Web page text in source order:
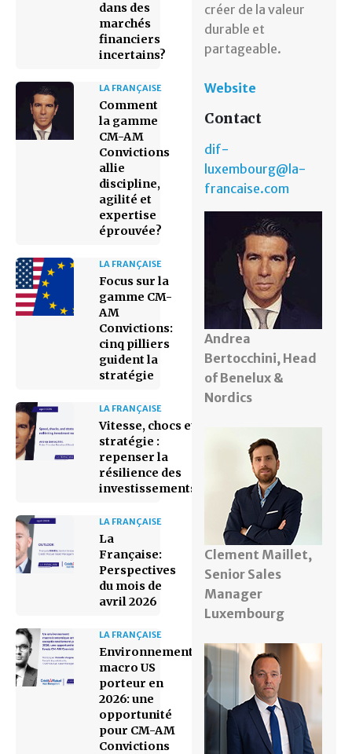
dans des
marchés
financiers
incertains?
LA FRANÇAISE
Comment
la gamme
CM-AM
Convictions
allie
discipline,
agilité et
expertise
éprouvée?
LA FRANÇAISE
Focus sur la
gamme CM-
AM
Convictions:
cinq pilliers
guident la
stratégie
LA FRANÇAISE
Vitesse, chocs et
stratégie :
repenser la
résilience des
investissements
LA FRANÇAISE
La
Française:
Perspectives
du mois de
avril 2026
LA FRANÇAISE
Environnement
macro US
porteur en
2026: une
opportunité
pour CM-AM
Convictions
créer de la valeur
durable et
partageable.
Website
Contact
dif-
luxembourg@la-
francaise.com
Andrea
Bertocchini, Head
of Benelux &
Nordics
Clement Maillet,
Senior Sales
Manager
Luxembourg